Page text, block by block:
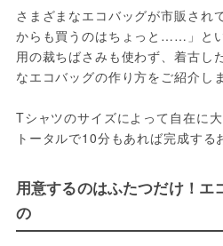
さまざまなエコバッグが市販され
からも買うのはちょっと……」と
用の裁ちばさみも使わず、着古し
なエコバッグの作り方をご紹介しま
Tシャツのサイズによって自在に
トータルで10分もあれば完成する
用意するのはふたつだけ！エ
の